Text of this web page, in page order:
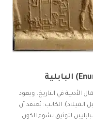
الأدبية في التاريخ، ويعود
إلى بابل القديمة (حوالي القرن الـ12 قبل الميلاد). الكاتب: يُعتقد أن
لتوثيق نشوء الكون